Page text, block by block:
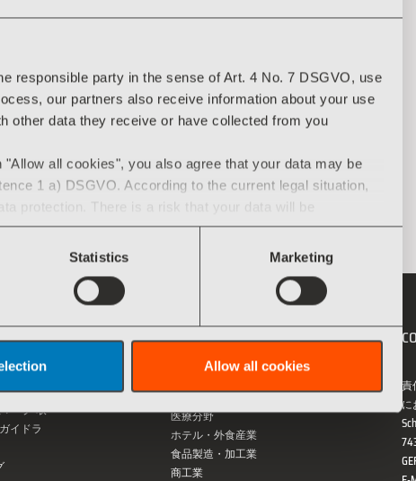
responsible party in the sense of Art. 4 No. 7 DSGVO, use
our partners also receive information about your use
other data they receive or have collected from you
all cookies", you also agree that your data may be
1 a) DSGVO. According to the current legal situation,
protection. There is a risk that your data will be
Currently, there are no legal remedies against this
Statistics Marketing
Allow all cookies
ーク
クの 概
ーク 取
イドラ
サービスの ご紹
サービス全般
医療分野
ホテル・外食産業
食品製造・加工業
商工業
責
に